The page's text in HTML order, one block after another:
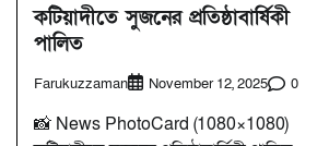
কটিয়াদীতে সুজনের প্রতিষ্ঠাবার্ষিকী
পালিত
Farukuzzaman November 12, 2025 0
📸 News PhotoCard (1080×1080)